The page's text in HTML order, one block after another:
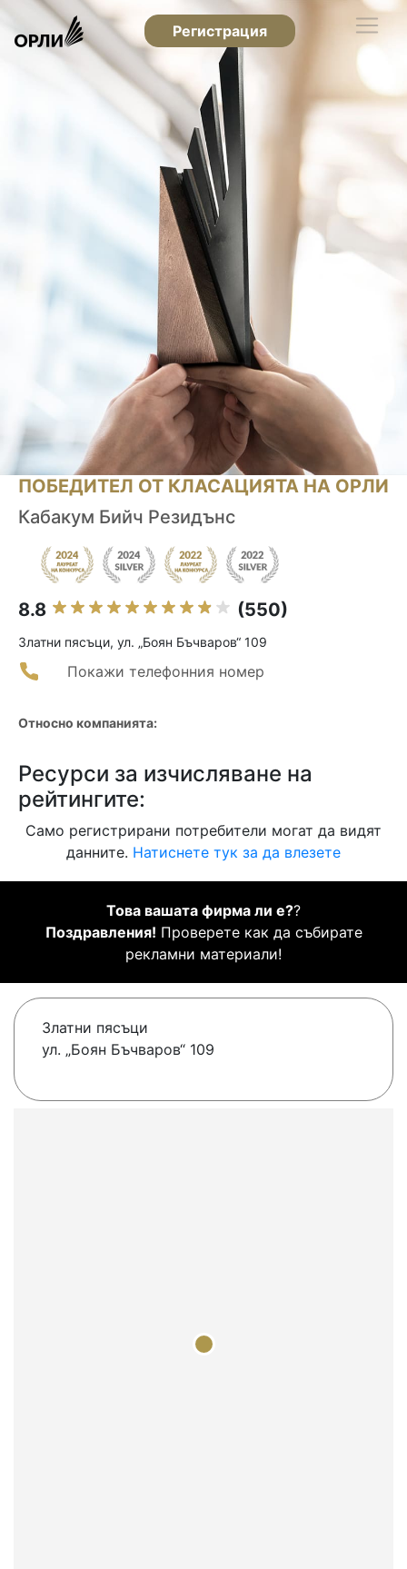
Регистрация
ПОБЕДИТЕЛ ОТ КЛАСАЦИЯТА НА ОРЛИ
Кабакум Бийч Резидънс
8.8 (550)
Златни пясъци, ул. „Боян Бъчваров“ 109
Покажи телефонния номер
Относно компанията:
Ресурси за изчисляване на
рейтингите:
Само регистрирани потребители могат да видят
данните. Натиснете тук за да влезете
Това вашата фирма ли е??
Поздравления! Проверете как да събирате
рекламни материали!
Златни пясъци
ул. „Боян Бъчваров“ 109